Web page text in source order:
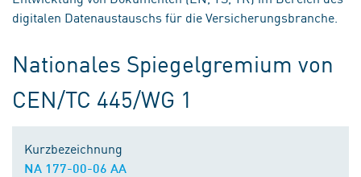
digitalen Datenaustauschs für die Versicherungsbranche.
Nationales Spiegelgremium von
CEN/TC 445/WG 1
Kurzbezeichnung
NA 177-00-06 AA